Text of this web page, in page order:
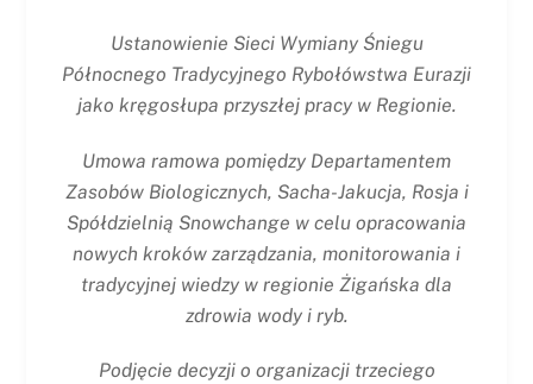
Ustanowienie Sieci Wymiany Śniegu
Północnego Tradycyjnego Rybołówstwa Eurazji
jako kręgosłupa przyszłej pracy w Regionie.
Umowa ramowa pomiędzy Departamentem
Zasobów Biologicznych, Sacha-Jakucja, Rosja i
Spółdzielnią Snowchange w celu opracowania
nowych kroków zarządzania, monitorowania i
tradycyjnej wiedzy w regionie Żigańska dla
zdrowia wody i ryb.
Podjęcie decyzji o organizacji trzeciego